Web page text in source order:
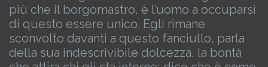
più che il borgomastro, è l’uomo a occuparsi
di questo essere unico. Egli rimane
sconvolto davanti a questo fanciullo, parla
della sua indescrivibile dolcezza, la bontà